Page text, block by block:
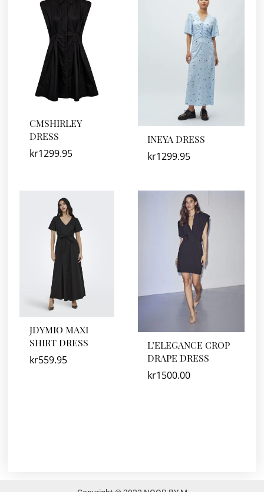
CMSHIRLEY
DRESS
kr1299.95
INEYA DRESS
kr1299.95
JDYMIO MAXI
SHIRT DRESS
kr559.95
L’ELEGANCE CROP
DRAPE DRESS
kr1500.00